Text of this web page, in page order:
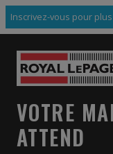
Inscrivez-vous pour
VOTRE
ATTEND